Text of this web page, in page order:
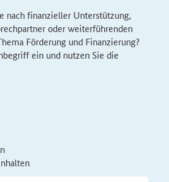
nach finanzieller Unterstützung,
oder weiterführenden
Förderung und Finanzierung?
ein und nutzen Sie die